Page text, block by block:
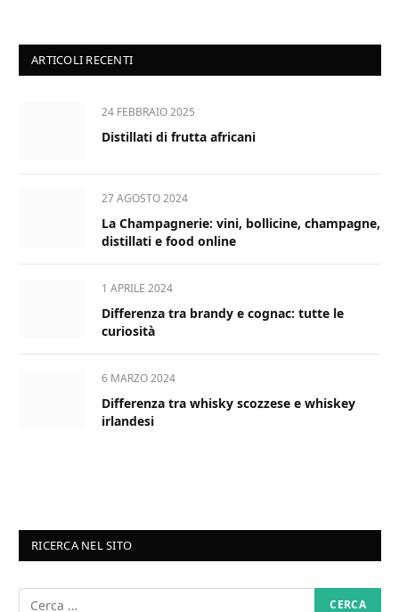
ARTICOLI RECENTI
24 FEBBRAIO 2025
Distillati di frutta africani
27 AGOSTO 2024
La Champagnerie: vini, bollicine, champagne,
distillati e food online
1 APRILE 2024
Differenza tra brandy e cognac: tutte le
curiosità
6 MARZO 2024
Differenza tra whisky scozzese e whiskey
irlandesi
RICERCA NEL SITO